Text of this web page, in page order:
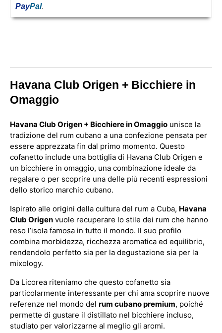
PayPal.
Havana Club Origen + Bicchiere in
Omaggio
Havana Club Origen + Bicchiere in Omaggio unisce la
tradizione del rum cubano a una confezione pensata per
essere apprezzata fin dal primo momento. Questo
cofanetto include una bottiglia di Havana Club Origen e
un bicchiere in omaggio, una combinazione ideale da
regalare o per scoprire una delle più recenti espressioni
dello storico marchio cubano.
Ispirato alle origini della cultura del rum a Cuba, Havana
Club Origen vuole recuperare lo stile dei rum che hanno
reso l’isola famosa in tutto il mondo. Il suo profilo
combina morbidezza, ricchezza aromatica ed equilibrio,
rendendolo perfetto sia per la degustazione sia per la
mixology.
Da Licorea riteniamo che questo cofanetto sia
particolarmente interessante per chi ama scoprire nuove
referenze nel mondo del rum cubano premium, poiché
permette di gustare il distillato nel bicchiere incluso,
studiato per valorizzarne al meglio gli aromi.